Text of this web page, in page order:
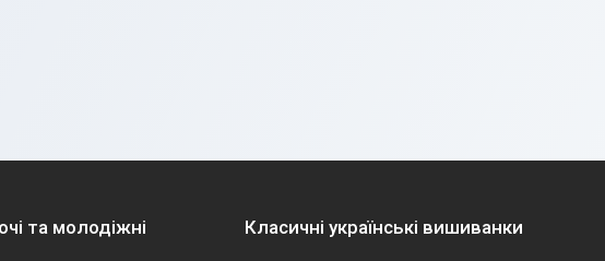
та молодіжні Класичні українські вишиванки